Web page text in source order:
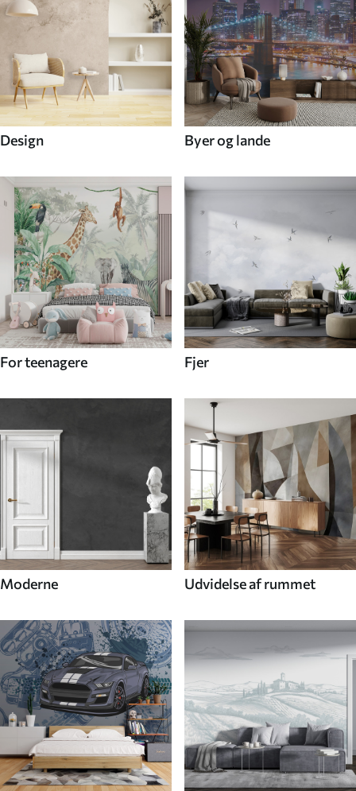
Design Byer og lande
For teenagere Fjer
Moderne Udvidelse af rummet